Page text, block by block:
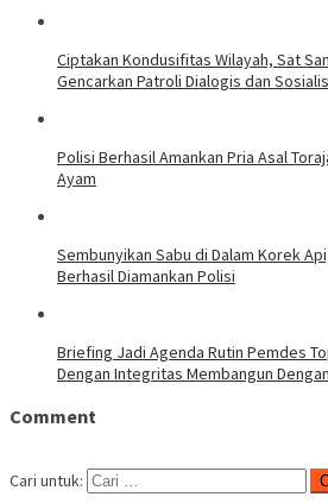
Ciptakan Kondusifitas Wilayah, Sat
Gencarkan Patroli Dialogis dan
Polisi Berhasil Amankan Pria Asal
Ayam
Sembunyikan Sabu di Dalam Korek
Berhasil Diamankan Polisi
Briefing Jadi Agenda Rutin Pemdes
Dengan Integritas Membangun
Comment
Cari untuk: